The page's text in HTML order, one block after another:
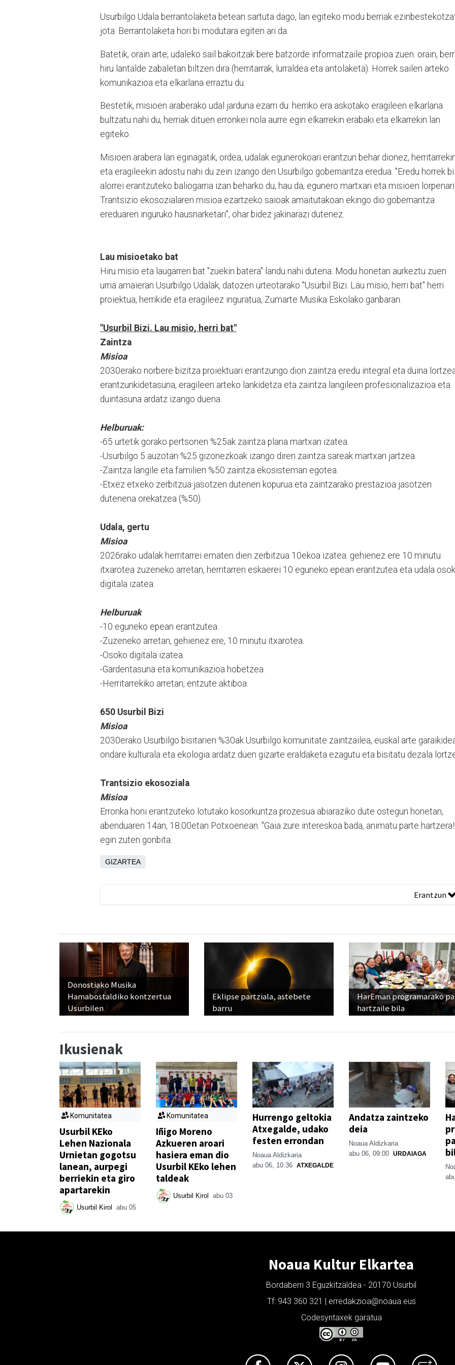
Usurbilgo Udala berrantolaketa betean sartuta dago, lan egiteko modu berriak
jota. Berrantolaketa hori bi modutara egiten ari da.
Batetik, orain arte, udaleko sail bakoitzak bere batzorde informatzaile propioa zuen: orain,
hiru lantalde zabaletan biltzen dira (herritarrak, lurraldea eta antolaketa). Horrek sailen arteko
komunikazioa eta elkarlana erraztu du.
Bestetik, misioen araberako udal jarduna ezarri du: herriko era askotako eragileen elkarlana
bultzatu nahi du, herriak dituen erronkei nola aurre egin elkarrekin erabaki eta elkarrekin lan
egiteko.
Misioen arabera lan eginagatik, ordea, udalak egunerokoari erantzun behar dionez,
eta eragileekin adostu nahi du zein izango den Usurbilgo gobernantza eredua. "Eredu horrek bi
alorrei erantzuteko baliogarria izan beharko du, hau da, egunero martxari eta misioen lorpenari.
Trantsizio ekosozialaren misioa ezartzeko saioak amaitutakoan ekingo dio gobernantza
ereduaren inguruko hausnarketari", ohar bidez jakinarazi dutenez.
Lau misioetako bat
Hiru misio eta laugarren bat "zuekin batera" landu nahi dutena. Modu honetan aurkeztu zuen
urria amaieran Usurbilgo Udalak, datozen urteotarako "Usurbil Bizi. Lau misio, herri bat" herri
proiektua, herrikide eta eragileez inguratua, Zumarte Musika Eskolako ganbaran.
"Usurbil Bizi. Lau misio, herri bat"
Zaintza
Misioa
2030erako norbere bizitza proiektuari erantzungo dion zaintza eredu integral eta duina
erantzunkidetasuna, eragileen arteko lankidetza eta zaintza langileen profesionalizazioa eta
duintasuna ardatz izango duena.
Helburuak:
-65 urtetik gorako pertsonen %25ak zaintza plana martxan izatea.
-Usurbilgo 5 auzotan %25 gizonezkoak izango diren zaintza sareak martxan jartzea.
-Zaintza langile eta familien %50 zaintza ekosisteman egotea.
-Etxez etxeko zerbitzua jasotzen dutenen kopurua eta zaintzarako prestazioa jasotzen
dutenena orekatzea (%50).
Udala, gertu
Misioa
2026rako udalak herritarrei ematen dien zerbitzua 10ekoa izatea: gehienez ere 10 minutu
itxarotea zuzeneko arretan, herritarren eskaerei 10 eguneko epean erantzutea eta udala
digitala izatea.
Helburuak
-10 eguneko epean erantzutea.
-Zuzeneko arretan, gehienez ere, 10 minutu itxarotea.
-Osoko digitala izatea.
-Gardentasuna eta komunikazioa hobetzea.
-Herritarrekiko arretan, entzute aktiboa.
650 Usurbil Bizi
Misioa
2030erako Usurbilgo bisitarien %30ak Usurbilgo komunitate zaintzailea, euskal arte
ondare kulturala eta ekologia ardatz duen gizarte eraldaketa ezagutu eta bisitatu dezala
Trantsizio ekosoziala
Misioa
Erronka honi erantzuteko lotutako kosorkuntza prozesua abiaraziko dute ostegun honetan,
abenduaren 14an, 18:00etan Potxoenean. "Gaia zure intereskoa bada, animatu parte
egin zuten gonbita.
GIZARTEA
Erantzun
Donostiako Musika
Hamabostaldiko kontzertua
Usurbilen
Eklipse partziala, astebete
barru
HarEman programarako
hartzaile bila
Ikusienak
Komunitatea
Usurbil KEko
Lehen Nazionala
Urnietan gogotsu
lanean, aurpegi
berriekin eta giro
apartarekin
Usurbil Kirol abu 05
Komunitatea
Iñigo Moreno
Azkueren aroari
hasiera eman dio
Usurbil KEko lehen
taldeak
Usurbil Kirol abu 03
Hurrengo geltokia
Atxegalde, udako
festen errondan
Noaua Aldizkaria
abu 06, 10:36 ATXEGALDE
Andatza zaintzeko
deia
Noaua Aldizkaria
abu 06, 09:00 URDAIAGA
Noaua Kultur Elkartea
Bordaberri 3 Eguzkitzaldea - 20170 Usurbil
Tf: 943 360 321 | erredakzioa@noaua.eus
Codesyntaxek garatua